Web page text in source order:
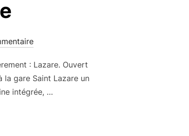
: Lazare. Ouvert
gare Saint Lazare un
intégrée, …
»